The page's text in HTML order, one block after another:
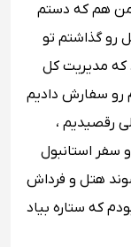
من هم که دستم
رو گذاشتم تو
که مدیریت کل
رو سفارش دادیم
رقصیدیم ،
استانبول
هتل و فرداش
حاضر می بودم که ستاره بیاد